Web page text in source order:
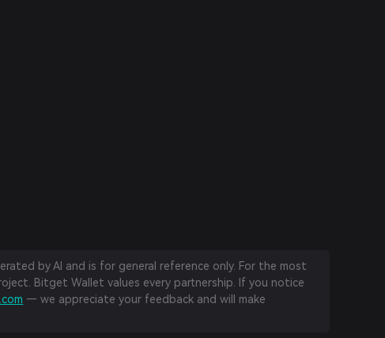
by AI and is for general reference only. For the most
Bitget Wallet values every partnership. If you notice
— we appreciate your feedback and will make